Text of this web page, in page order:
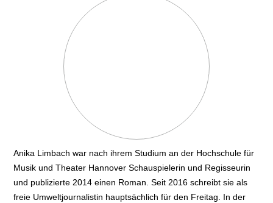
Anika Limbach war nach ihrem Studium an der Hochschule für
Musik und Theater Hannover Schauspielerin und Regisseurin
und publizierte 2014 einen Roman. Seit 2016 schreibt sie als
freie Umweltjournalistin hauptsächlich für den Freitag. In der